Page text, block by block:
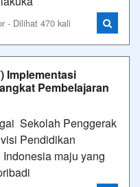
- Dilihat 470 kali
Implementasi
Pembelajaran
Sekolah Penggerak
Pendidikan
maju yang